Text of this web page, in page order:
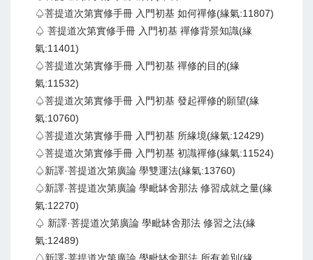
♤菩提道次第實修手冊 入門初基 如何禪修(緣氣:11807)
♤ 菩提道次第實修手冊 入門初基 禪修背景知識(緣
氣:11401)
♤菩提道次第實修手冊 入門初基 禪修的目的(緣
氣:11532)
♤菩提道次第實修手冊 入門初基 發起禪修的願望(緣
氣:10760)
♤菩提道次第實修手冊 入門初基 所緣境(緣氣:12429)
♤菩提道次第實修手冊 入門初基 初識禪修(緣氣:11524)
♤新譯·菩提道次第廣論 學雙運法(緣氣:13760)
♤新譯·菩提道次第廣論 學毗缽舍那法 修習成就之量(緣
氣:12270)
♤ 新譯·菩提道次第廣論 學毗缽舍那法 修習之法(緣
氣:12489)